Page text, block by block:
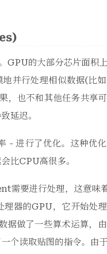
GPU的大部分芯片面积
并行处理相似数据(比
，也不和其他任务共享
延迟。
- 进行了优化。这种优
比CPU高很多。
需要进行处理，这意
理器的GPU，它开始处
据做了一些算术运算，
个读取贴图的指令。由